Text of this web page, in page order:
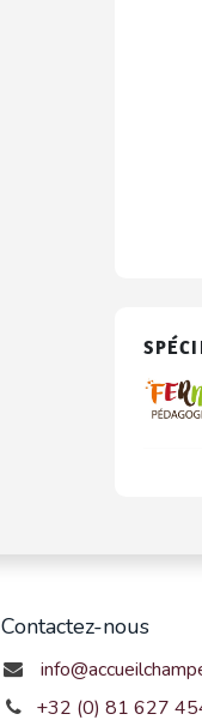
Contactez-nous
+32 (0) 81 627